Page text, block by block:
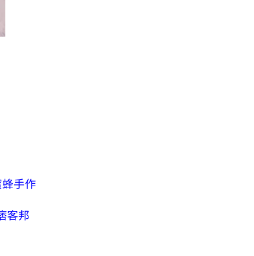
手作
客邦